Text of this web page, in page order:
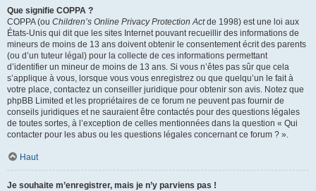
Que signifie COPPA ?
COPPA (ou Children’s Online Privacy Protection Actde 1998) est une loi aux
États-Unis qui dit que les sites Internet pouvant recueillir des informations de
mineurs de moins de 13 ans doivent obtenir le consentement écrit des parents
(ou d’un tuteur légal) pour la collecte de ces informations permettant
d’identifier un mineur de moins de 13 ans. Si vous n’êtes pas sûr que cela
s’applique à vous, lorsque vous vous enregistrez ou que quelqu’un le fait à
votre place, contactez un conseiller juridique pour obtenir son avis. Notez que
phpBB Limited et les propriétaires de ce forum ne peuvent pas fournir de
conseils juridiques et ne sauraient être contactés pour des questions légales
de toutes sortes, à l’exception de celles mentionnées dans la question « Qui
contacter pour les abus ou les questions légales concernant ce forum ? ».
Haut
Je souhaite m’enregistrer, mais je n’y parviens pas !